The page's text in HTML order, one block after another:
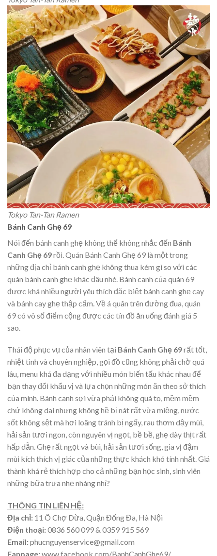
Tokyo Tan-Tan Ramen
Bánh Canh Ghẹ 69
Nói đến bánh canh ghẹ không thể không nhắc đến Bánh
Canh Ghẹ 69rồi. Quán Bánh Canh Ghẹ 69 là một trong
những địa chỉ bánh canh ghẹ không thua kém gì so với các
quán bánh canh ghẹ khác đâu nhé. Bánh canh của quán 69
được khá nhiều người yêu thích đặc biệt bánh canh ghẹ cay
và bánh cay ghẹ thập cẩm. Về á quân trên đường đua, quán
69 có vô số điểm cộng được các tín đồ ăn uống đánh giá 5
sao.
Thái độ phục vụ của nhân viên tại Bánh Canh Ghẹ 69rất tốt,
nhiệt tình và chuyên nghiệp, gọi đồ cũng không phải chờ quá
lâu, menu khá đa dạng với nhiều món biến tấu khác nhau để
bạn thay đổi khẩu vị và lựa chọn những món ăn theo sở thích
của mình. Bánh canh sợi vừa phải không quá to, mềm mềm
chứ không dai nhưng không hề bị nát rất vừa miệng, nước
sốt không sệt mà hơi loãng tránh bị ngấy, rau thơm dậy mùi,
hải sản tươi ngon, còn nguyên vị ngọt, bề bề, ghẹ dày thịt rất
hấp dẫn. Ghẹ rất ngọt và bùi, hải sản tươi sống, gia vị đậm
mùi kích thích vị giác của những thực khách khó tính nhất. Giá
thành khá rẻ thích hợp cho cả những bạn học sinh, sinh viên
những bữa trưa nhẹ nhàng nhỉ?
THÔNG TIN LIÊN HỆ:
Địa chỉ: 11 Ô Chợ Dừa, Quận Đống Đa, Hà Nội
Điện thoại:0836 560 099 & 0359 915 569
Email:phucnguyenservice@gmail.com
Fanpage:www.facebook.com/BanhCanhGhe69/